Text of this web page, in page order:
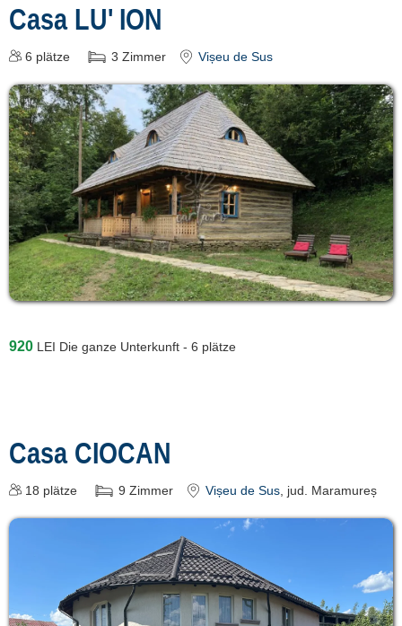
Casa LU' ION
6 plätze 3 Zimmer Vișeu de Sus
920 LEI Die ganze Unterkunft - 6 plätze
Casa CIOCAN
18 plätze 9 Zimmer Vișeu de Sus , jud. Maramureș